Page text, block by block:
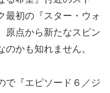
最初の『スター・ウォ
原点から新たなスピン
かも知れません。
『エピソード６／ジ